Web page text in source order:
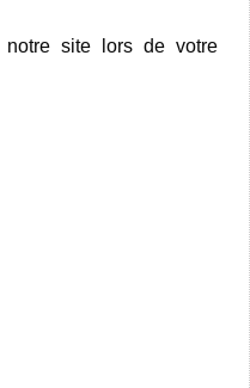
notre site lors de votre